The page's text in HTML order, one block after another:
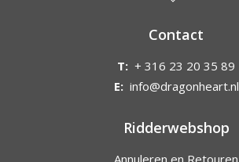
Contact
T: + 316 23 20 35 89
E: info@dragonheart.nl
Ridderwebshop